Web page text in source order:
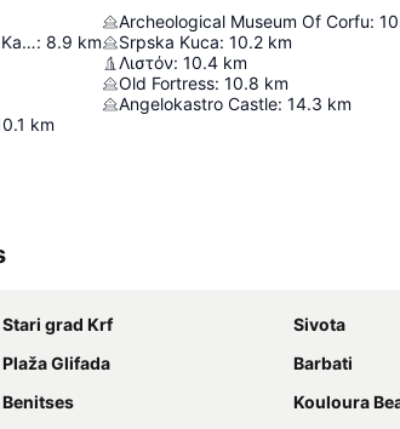
Corfu International Airport "Ioannis Kapodistrias": 8.9 km
km
Archeological Museum Of Corfu:
Srpska Kuca: 10.2 km
Λιστόν: 10.4 km
Old Fortress: 10.8 km
Angelokastro Castle: 14.3 km
Stari grad Krf Sivota
Plaža Glifada Barbati
Benitses Kouloura